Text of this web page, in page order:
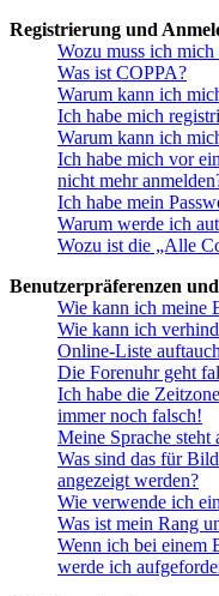
Registrierung und
Wozu muss ich mich
Was ist COPPA?
Warum kann ich
Ich habe mich
Warum kann ich
Ich habe mich vor
nicht mehr
Ich habe mein
Warum werde ich
Wozu ist die „Alle
Benutzerpräferenzen
Wie kann ich meine
Wie kann ich
Online-Liste
Die Forenuhr geht
Ich habe die
immer noch falsch!
Meine Sprache
Was sind das für
angezeigt werden?
Wie verwende ich
Was ist mein Rang
Wenn ich bei einem
werde ich